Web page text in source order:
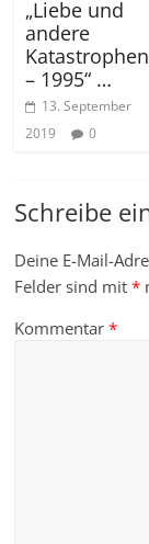
„Liebe und
andere
Katastrophen
– 1995“ …
13. September
2019
0
Schreibe
Deine E-Mail-
Felder sind mit*
Kommentar*